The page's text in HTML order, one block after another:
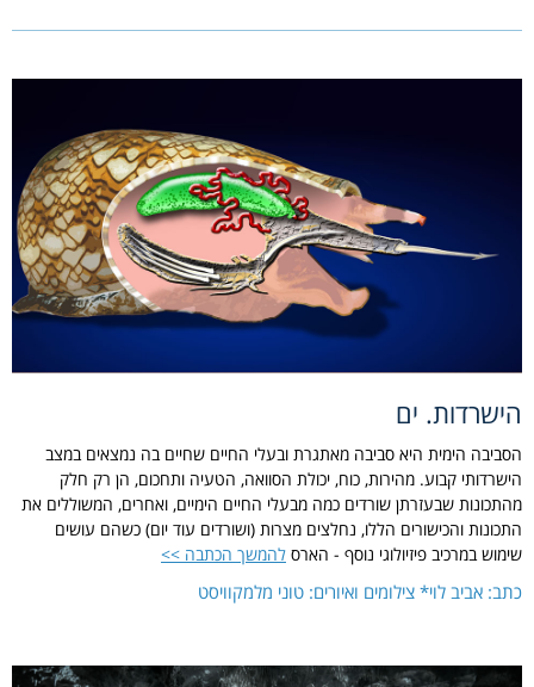
הישרדות. ים
הסביבה הימית היא סביבה מאתגרת ובעלי החיים שחיים בה נמצאים במצב
הישרדותי קבוע. מהירות, כוח, יכולת הסוואה, הטעיה ותחכום, הן רק חלק
מהתכונות שבעזרתן שורדים כמה מבעלי החיים הימיים, ואחרים, המשוללים את
התכונות והכישורים הללו, נחלצים מצרות (ושורדים עוד יום) כשהם עושים
שימוש במרכיב פיזיולוגי נוסף - הארס להמשך הכתבה >>
כתב: אביב לוי* צילומים ואיורים: טוני מלמקוויסט